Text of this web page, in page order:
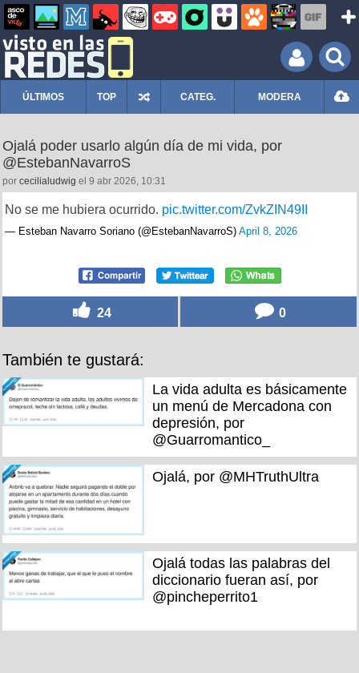
ÚLTIMOS TOP CATEG. MODERA
Ojalá poder usarlo algún día de mi vida, por
@EstebanNavarroS
por cecilialudwig el 9 abr 2026, 10:31
No se me hubiera ocurrido. pic.twitter.com/ZvkZIN49II
— Esteban Navarro Soriano (@EstebanNavarroS) April 8, 2026
24 0
También te gustará:
La vida adulta es básicamente
un menú de Mercadona con
depresión, por
@Guarromantico_
Ojalá, por @MHTruthUltra
Ojalá todas las palabras del
diccionario fueran así, por
@pincheperrito1